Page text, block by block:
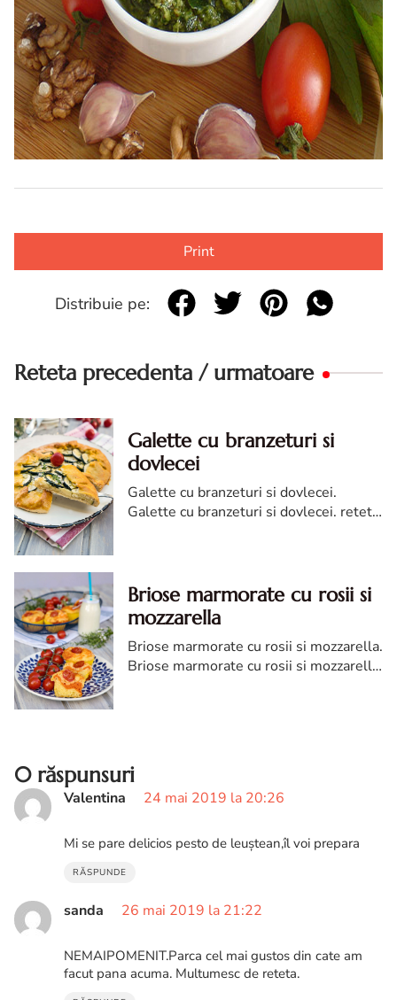
Print
Distribuie pe:
Reteta precedenta / urmatoare
Galette cu branzeturi si
dovlecei
Galette cu branzeturi si dovlecei.
Galette cu branzeturi si dovlecei. reteta
Briose marmorate cu rosii si
mozzarella
Briose marmorate cu rosii si mozzarella.
Briose marmorate cu rosii si mozzarella.
0 răspunsuri
Valentina 24 mai 2019 la 20:26
Mi se pare delicios pesto de leuștean,îl voi prepara
RĂSPUNDE
sanda 26 mai 2019 la 21:22
NEMAIPOMENIT.Parca cel mai gustos din cate am
facut pana acuma. Multumesc de reteta.